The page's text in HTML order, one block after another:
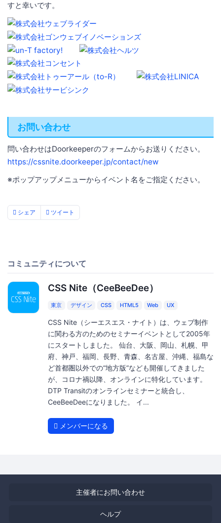
すと幸いです。
お問い合わせ
問い合わせはDoorkeeperのフォームからお送りください。
https://cssnite.doorkeeper.jp/contact/new
※ポップアップメニューからイベント名をご指定ください。
シェア ツイート
コミュニティについて
CSS Nite（CeeBeeDee）
東京 デザイン CSS HTML5 Web UX
CSS Nite（シーエスエス・ナイト）は、ウェブ制作
に関わる方のためのセミナーイベントとして2005年
にスタートしました。 仙台、大阪、岡山、札幌、甲
府、神戸、福岡、長野、青森、名古屋、沖縄、福島な
ど首都圏以外での“地方版”なども開催してきました
が、コロナ禍以降、オンラインに特化しています。
DTP Transitのオンラインセミナーと統合し、
CeeBeeDeeになりました。 イ...
メンバーになる
主催者にお問い合わせ
ヘルプ